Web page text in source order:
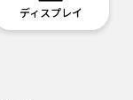
ディスプレイ